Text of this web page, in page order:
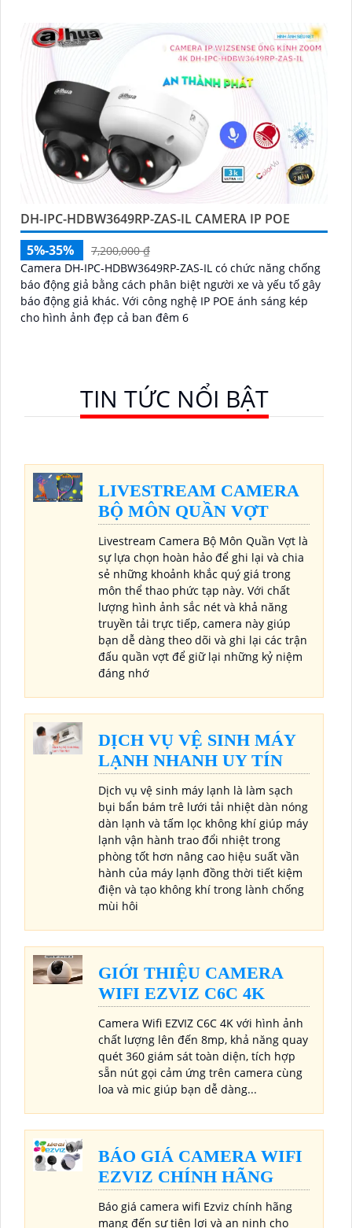
DH-IPC-HDBW3649RP-ZAS-IL CAMERA IP POE
5%-35%
7,200,000 ₫
Camera DH-IPC-HDBW3649RP-ZAS-IL có chức năng chống
báo động giả bằng cách phân biệt người xe và yếu tố gây
báo động giả khác. Với công nghệ IP POE ánh sáng kép
cho hình ảnh đẹp cả ban đêm 6
TIN TỨC NỔI BẬT
LIVESTREAM CAMERA
BỘ MÔN QUẦN VỢT
Livestream Camera Bộ Môn Quần Vợt là
sự lựa chọn hoàn hảo để ghi lại và chia
sẻ những khoảnh khắc quý giá trong
môn thể thao phức tạp này. Với chất
lượng hình ảnh sắc nét và khả năng
truyền tải trực tiếp, camera này giúp
bạn dễ dàng theo dõi và ghi lại các trận
đấu quần vợt để giữ lại những kỷ niệm
đáng nhớ
DỊCH VỤ VỆ SINH MÁY
LẠNH NHANH UY TÍN
Dịch vụ vệ sinh máy lạnh là làm sạch
bụi bẩn bám trê lưới tải nhiệt dàn nóng
dàn lạnh và tấm lọc không khí giúp máy
lạnh vận hành trao đổi nhiệt trong
phòng tốt hơn nâng cao hiệu suất vần
hành của máy lạnh đồng thời tiết kiệm
điện và tạo không khí trong lành chống
mùi hôi
GIỚI THIỆU CAMERA
WIFI EZVIZ C6C 4K
Camera Wifi EZVIZ C6C 4K với hình ảnh
chất lượng lên đến 8mp, khả năng quay
quét 360 giám sát toàn diện, tích hợp
sẵn nút gọi cảm ứng trên camera cùng
loa và mic giúp bạn dễ dàng...
BÁO GIÁ CAMERA WIFI
EZVIZ CHÍNH HÃNG
Báo giá camera wifi Ezviz chính hãng
mang đến sự tiện lợi và an ninh cho